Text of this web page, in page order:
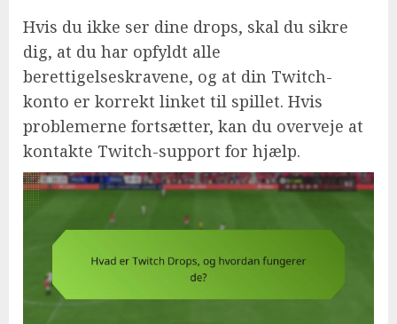
Hvis du ikke ser dine drops, skal du sikre
dig, at du har opfyldt alle
berettigelseskravene, og at din Twitch-
konto er korrekt linket til spillet. Hvis
problemerne fortsætter, kan du overveje at
kontakte Twitch-support for hjælp.